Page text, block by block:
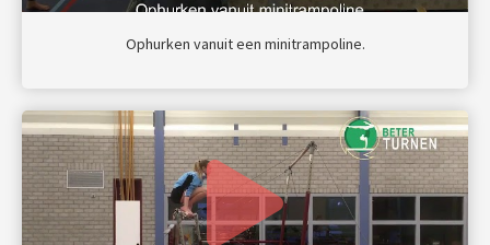
Ophurken vanuit een minitrampoline.